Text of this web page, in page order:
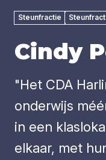
Steunfractie
Cindy
"Het CDA
onderwijs
in een
elkaar, met